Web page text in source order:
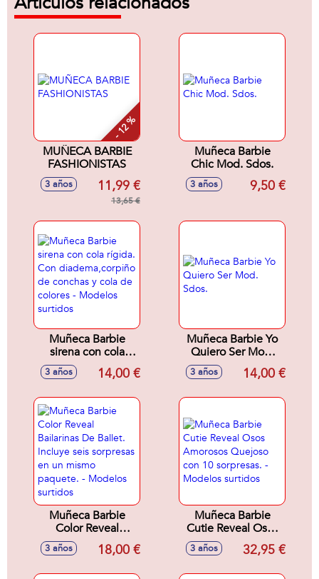
- 12 %
MUÑECA BARBIE
FASHIONISTAS
3 años 11,99 €
13,65 €
Muñeca Barbie
Chic Mod. Sdos.
3 años 9,50 €
Muñeca Barbie
sirena con cola
rígida. Con
diadema,corpiño
de colores -
Modelos surtidos
3 años 14,00 €
Muñeca Barbie Yo
Quiero Ser Mod.
Sdos.
3 años 14,00 €
Muñeca Barbie
Color Reveal
Bailarinas De Ballet.
Incluye seis
3 años 18,00 €
Muñeca Barbie
Cutie Reveal Osos
Amorosos Quejoso
con 10 sorpresas. -
3 años 32,95 €